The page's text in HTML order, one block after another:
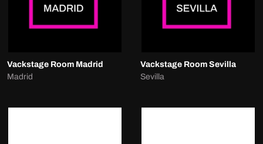
Vackstage Room Madrid
Madrid
Vackstage Room Sevilla
Sevilla